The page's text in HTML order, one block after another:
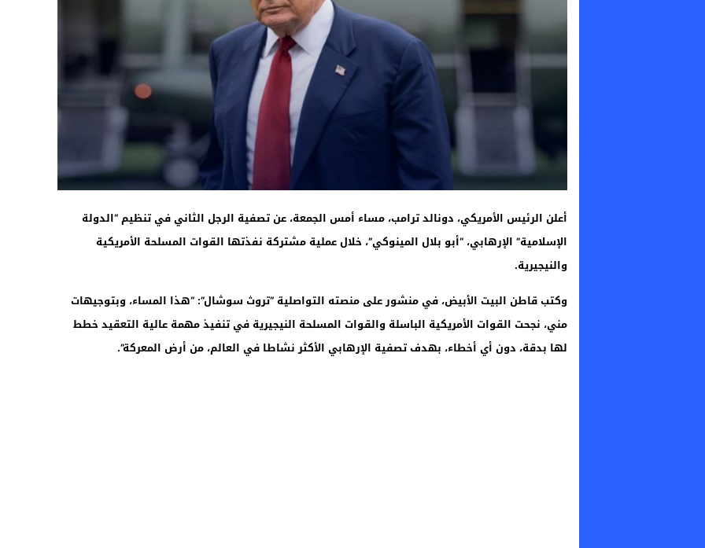
أعلن الرئيس الأمريكي، دونالد ترامب، مساء أمس الجمعة، عن تصفية الرجل الثاني في تنظيم “الدولة
الإسلامية” الإرهابي، “أبو بلال المينوكي”، خلال عملية مشتركة نفذتها القوات المسلحة الأمريكية
والنيجيرية.
وكتب قاطن البيت الأبيض، في منشور على منصته التواصلية “تروث سوشال”: “هذا المساء، وبتوجيهات
مني، نجحت القوات الأمريكية الباسلة والقوات المسلحة النيجيرية في تنفيذ مهمة عالية التعقيد خطط
لها بدقة، دون أي أخطاء، بهدف تصفية الإرهابي الأكثر نشاطا في العالم، من أرض المعركة”.